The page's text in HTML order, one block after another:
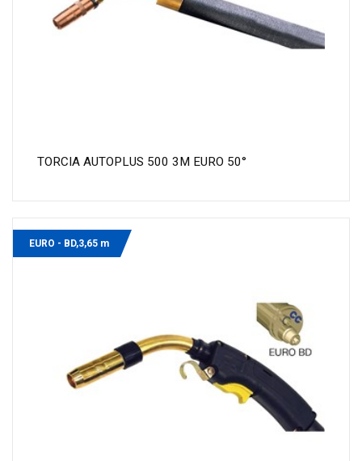
TORCIA AUTOPLUS 500 3M EURO 50°
EURO - BD,3,65 m